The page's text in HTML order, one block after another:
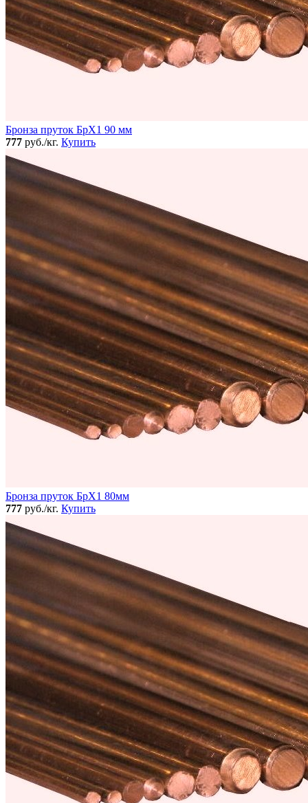
Бронза пруток БрХ1 90 мм
777 руб./кг. Купить
Бронза пруток БрХ1 80мм
777 руб./кг. Купить